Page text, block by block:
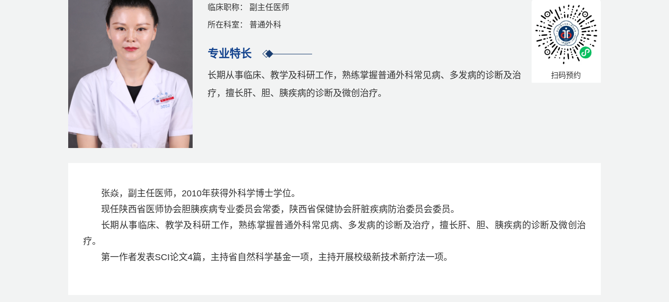
临床职称： 副主任医师
所在科室： 普通外科
专业特长
长期从事临床、教学及科研工作，熟练掌握普通外科常见病、多发病的诊断及治
疗，擅长肝、胆、胰疾病的诊断及微创治疗。
扫码预约
张焱，副主任医师，2010年获得外科学博士学位。
现任陕西省医师协会胆胰疾病专业委员会常委，陕西省保健协会肝脏疾病防治委员会委员。
长期从事临床、教学及科研工作，熟练掌握普通外科常见病、多发病的诊断及治疗，擅长肝、胆、胰疾病的诊断及微创治
疗。
第一作者发表SCI论文4篇，主持省自然科学基金一项，主持开展校级新技术新疗法一项。